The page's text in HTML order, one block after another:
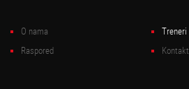
O nama
Treneri
Raspored
Kontakt